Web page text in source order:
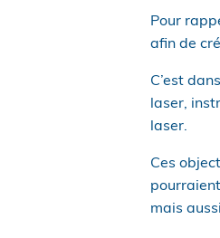
Pour
afin de
C’est
laser,
laser.
Ces
mais